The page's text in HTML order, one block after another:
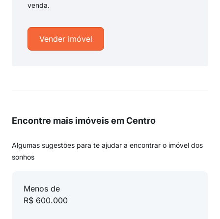
venda.
Vender imóvel
Encontre mais imóveis em Centro
Algumas sugestões para te ajudar a encontrar o imóvel dos
sonhos
Menos de
R$ 600.000